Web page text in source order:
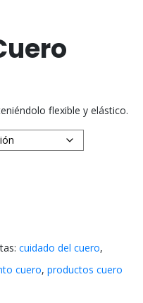
flexible y elástico.
cuidado del cuero,
cuero, productos cuero